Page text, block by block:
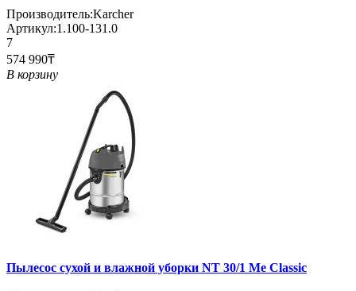
Производитель:Karcher
Артикул:1.100-131.0
7
574 990₸
В корзину
Пылесос сухой и влажной уборки NT 30/1 Me Classic